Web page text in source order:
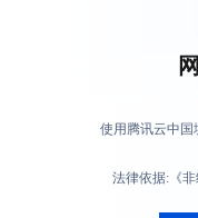
使用腾讯云中国
法律依据:《